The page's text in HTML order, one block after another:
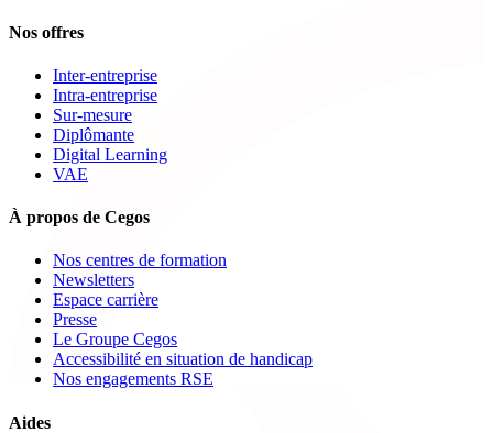
Nos offres
Inter-entreprise
Intra-entreprise
Sur-mesure
Diplômante
Digital Learning
VAE
À propos de Cegos
Nos centres de formation
Newsletters
Espace carrière
Presse
Le Groupe Cegos
Accessibilité en situation de handicap
Nos engagements RSE
Aides